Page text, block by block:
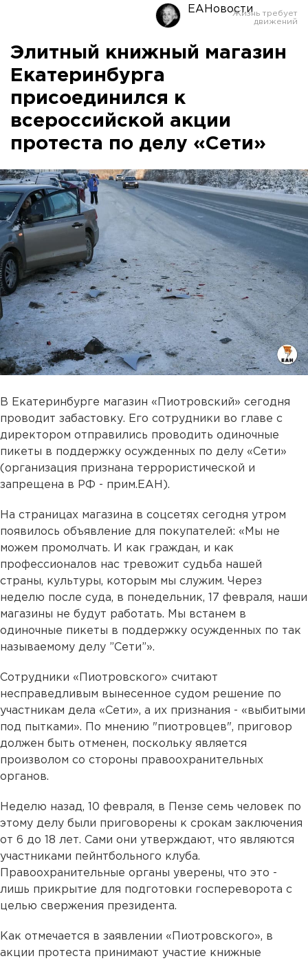
ЕАНовости
Элитный книжный магазин
Екатеринбурга
присоединился к
всероссийской акции
протеста по делу «Сети»
В Екатеринбурге магазин «Пиотровский» сегодня
проводит забастовку. Его сотрудники во главе с
директором отправились проводить одиночные
пикеты в поддержку осужденных по делу «Сети»
(организация признана террористической и
запрещена в РФ - прим.ЕАН).
На страницах магазина в соцсетях сегодня утром
появилось объявление для покупателей: «Мы не
можем промолчать. И как граждан, и как
профессионалов нас тревожит судьба нашей
страны, культуры, которым мы служим. Через
неделю после суда, в понедельник, 17 февраля, наши
магазины не будут работать. Мы встанем в
одиночные пикеты в поддержку осужденных по так
называемому делу ”Сети”».
Сотрудники «Пиотровского» считают
несправедливым вынесенное судом решение по
участникам дела «Сети», а их признания - «выбитыми
под пытками». По мнению "пиотровцев", приговор
должен быть отменен, поскольку является
произволом со стороны правоохранительных
органов.
Неделю назад, 10 февраля, в Пензе семь человек по
этому делу были приговорены к срокам заключения
от 6 до 18 лет. Сами они утверждают, что являются
участниками пейнтбольного клуба.
Правоохранительные органы уверены, что это -
лишь прикрытие для подготовки госпереворота с
целью свержения президента.
Как отмечается в заявлении «Пиотровского», в
акции протеста принимают участие книжные